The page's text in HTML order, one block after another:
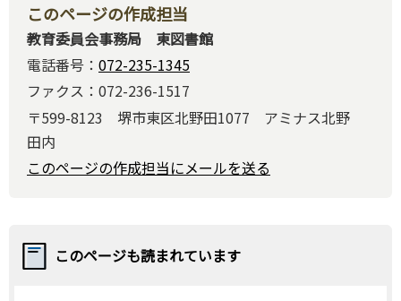
このページの作成担当
教育委員会事務局 東図書館
電話番号： 072-235-1345
ファクス：072-236-1517
〒599-8123 堺市東区北野田1077 アミナス北野
田内
このページの作成担当にメールを送る
このページも読まれています